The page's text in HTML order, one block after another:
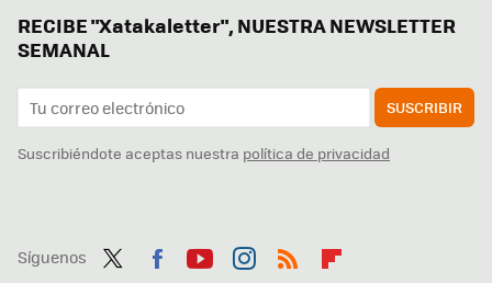
RECIBE "Xatakaletter", NUESTRA NEWSLETTER
SEMANAL
SUSCRIBIR
Suscribiéndote aceptas nuestra política de privacidad
Síguenos